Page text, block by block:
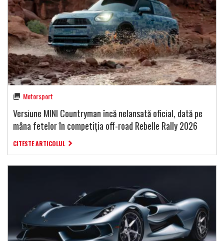
Motorsport
Versiune MINI Countryman încă nelansată oficial, dată pe
mâna fetelor în competiția off-road Rebelle Rally 2026
CITESTE ARTICOLUL